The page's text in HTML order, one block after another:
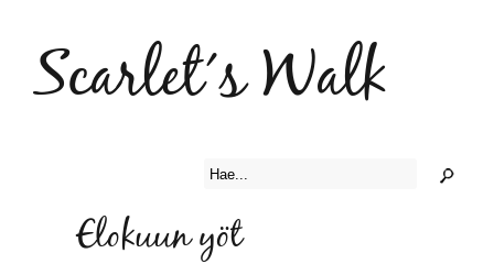
Scarlet´s Walk
Elokuun yöt